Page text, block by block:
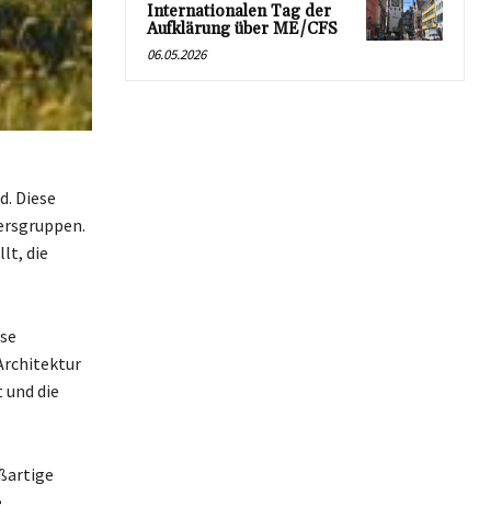
Diese
die
die
Internationalen Tag der
Aufklärung über ME/CFS
06.05.2026